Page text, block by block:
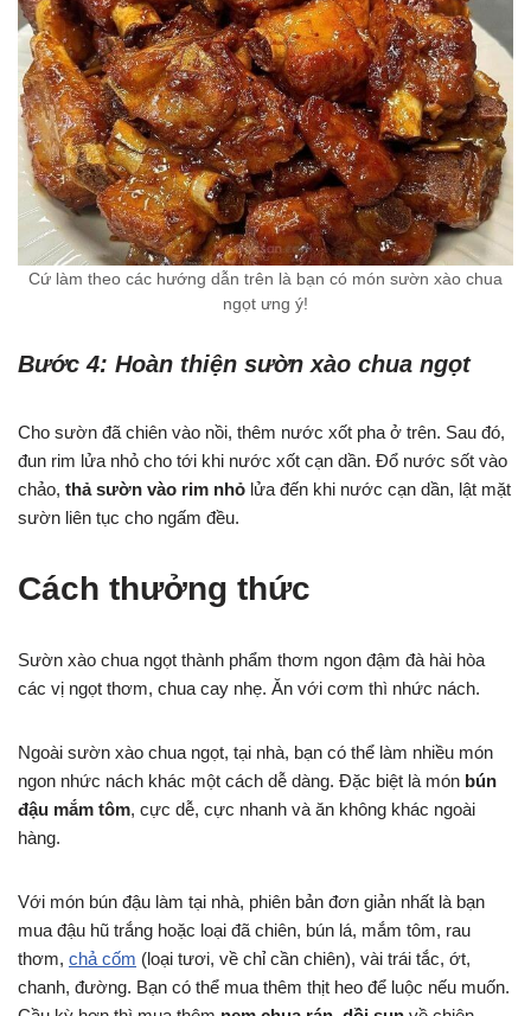
Cứ làm theo các hướng dẫn trên là bạn có món sườn xào chua
ngọt ưng ý!
Bước 4: Hoàn thiện sườn xào chua ngọt
Cho sườn đã chiên vào nồi, thêm nước xốt pha ở trên. Sau đó,
đun rim lửa nhỏ cho tới khi nước xốt cạn dần. Đổ nước sốt vào
chảo, thả sườn vào rim nhỏ lửa đến khi nước cạn dần, lật mặt
sườn liên tục cho ngấm đều.
Cách thưởng thức
Sườn xào chua ngọt thành phẩm thơm ngon đậm đà hài hòa
các vị ngọt thơm, chua cay nhẹ. Ăn với cơm thì nhức nách.
Ngoài sườn xào chua ngọt, tại nhà, bạn có thể làm nhiều món
ngon nhức nách khác một cách dễ dàng. Đặc biệt là món bún
đậu mắm tôm, cực dễ, cực nhanh và ăn không khác ngoài
hàng.
Với món bún đậu làm tại nhà, phiên bản đơn giản nhất là bạn
mua đậu hũ trắng hoặc loại đã chiên, bún lá, mắm tôm, rau
thơm, chả cốm (loại tươi, về chỉ cần chiên), vài trái tắc, ớt,
chanh, đường. Bạn có thể mua thêm thịt heo để luộc nếu muốn.